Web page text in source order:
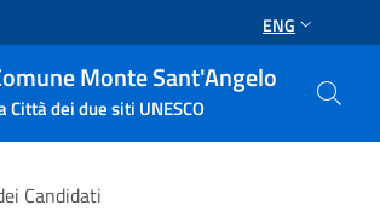
ENG
Monte Sant'Angelo
Città dei due siti UNESCO
Candidati